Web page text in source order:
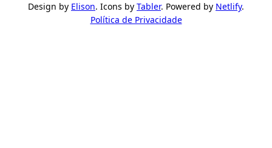
Design by Elison. Icons by Tabler. Powered by Netlify.
Política de Privacidade